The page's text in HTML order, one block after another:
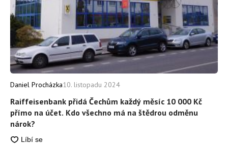
Raiffeisenbank přidá Čechům každý měsíc 10 000 Kč
přímo na účet. Kdo všechno má na štědrou odměnu
nárok?
Daniel Procházka10. listopadu 2024